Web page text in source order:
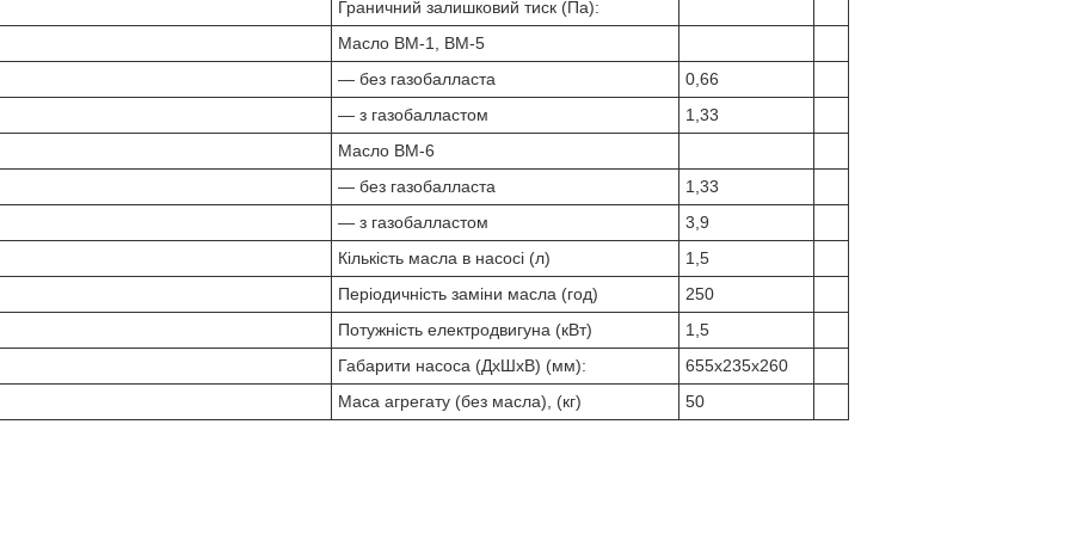
Граничний залишковий тиск (Па):
Масло ВМ-1, ВМ-5
— без газобалласта
0,66
— з газобалластом
1,33
Масло ВМ-6
— без газобалласта
1,33
— з газобалластом
3,9
Кількість масла в насосі (л)
1,5
Періодичність заміни масла (год)
250
Потужність електродвигуна (кВт)
1,5
Габарити насоса (ДхШхВ) (мм):
655х235х260
Маса агрегату (без масла), (кг) 50